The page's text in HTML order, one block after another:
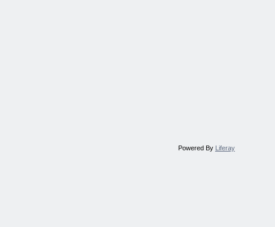
Powered By Liferay